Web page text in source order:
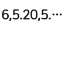
인사발령 알림(25.4.28,5.1,5.16,5.20,5.22,5.23)